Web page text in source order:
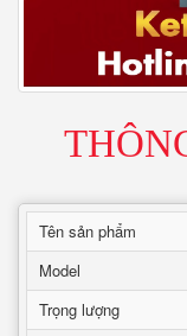
Tên sản phẩm
Model
Trọng lượng